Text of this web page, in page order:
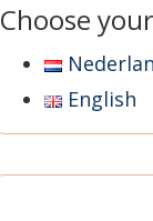
Choose
English